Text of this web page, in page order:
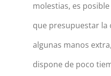
molestias, es
que presupuestar la
algunas manos
dispone de poco